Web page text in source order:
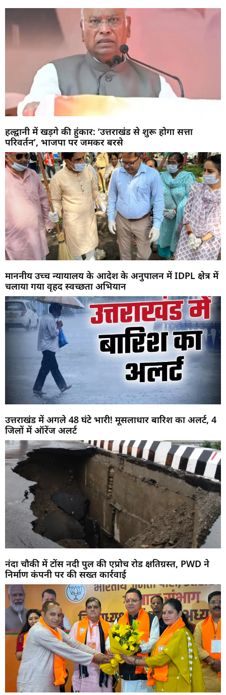
हल्द्वानी में खड़गे की हुंकार: ‘उत्तराखंड से शुरू होगा सत्ता
परिवर्तन’, भाजपा पर जमकर बरसे
माननीय उच्च न्यायालय के आदेश के अनुपालन में IDPL क्षेत्र में
चलाया गया वृहद स्वच्छता अभियान
उत्तराखंड में अगले 48 घंटे भारी! मूसलाधार बारिश का अलर्ट, 4
जिलों में ऑरेंज अलर्ट
नंदा चौकी में टोंस नदी पुल की एप्रोच रोड क्षतिग्रस्त, PWD ने
निर्माण कंपनी पर की सख्त कार्रवाई